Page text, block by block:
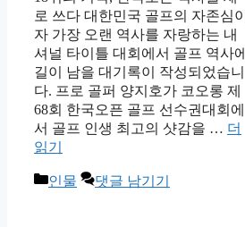
로 쓰다 대한민국 골프의 자존심이
자 가장 오랜 역사를 자랑하는 내
셔널 타이틀 대회에서 골프 역사에
길이 남을 대기록이 작성되었습니
다. 프로 골퍼 양지호가 코오롱 제
68회 한국오픈 골프 선수권대회에
서 골프 인생 최고의 샷감을 … 더
읽기
카
인물 댓글 남기기